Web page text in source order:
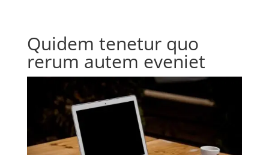
Quidem tenetur quo
rerum autem eveniet